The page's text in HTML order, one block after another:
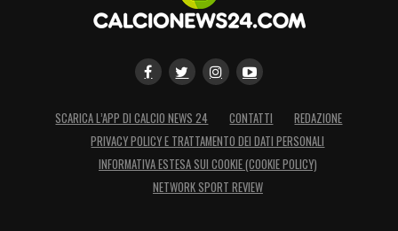
SCARICA L’APP DI CALCIO NEWS 24 CONTATTI
REDAZIONE
PRIVACY POLICY E TRATTAMENTO DEI DATI PERSONALI
INFORMATIVA ESTESA SUI COOKIE (COOKIE POLICY)
NETWORK SPORT REVIEW